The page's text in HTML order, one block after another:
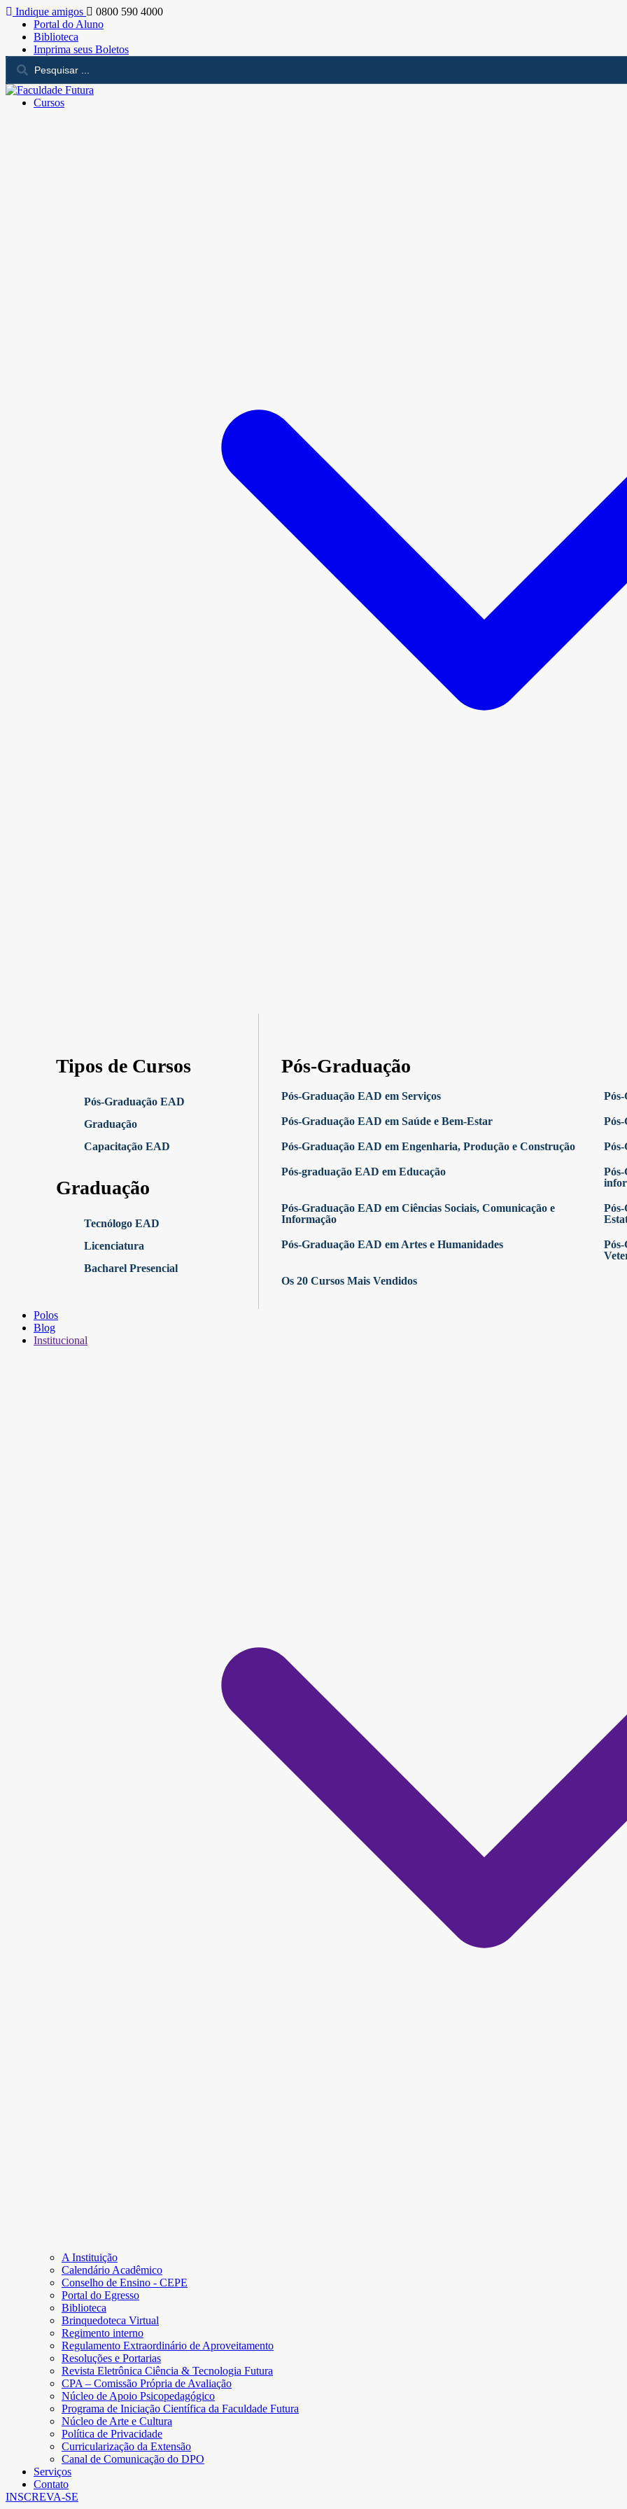
Indique amigos
0800 590 4000
Portal do Aluno
Biblioteca
Imprima seus Boletos
Cursos
Tipos de Cursos
Pós-Graduação EAD
Graduação
Capacitação EAD
Graduação
Tecnólogo EAD
Licenciatura
Bacharel Presencial
Pós-Graduação
Pós-Graduação EAD em Serviços
Pós-Graduação EAD em Saúde e Bem-Estar
Pós-Graduação EAD em Engenharia, Produção e Construção
Pós-graduação EAD em Educação
Pós-Graduação EAD em Ciências Sociais, Comunicação e
Informação
Pós-Graduação EAD em Artes e Humanidades
Os 20 Cursos Mais Vendidos
Polos
Blog
Institucional
A Instituição
Calendário Acadêmico
Conselho de Ensino - CEPE
Portal do Egresso
Biblioteca
Brinquedoteca Virtual
Regimento interno
Regulamento Extraordinário de Aproveitamento
Resoluções e Portarias
Revista Eletrônica Ciência & Tecnologia Futura
CPA – Comissão Própria de Avaliação
Núcleo de Apoio Psicopedagógico
Programa de Iniciação Científica da Faculdade Futura
Núcleo de Arte e Cultura
Política de Privacidade
Curricularização da Extensão
Canal de Comunicação do DPO
Serviços
Contato
INSCREVA-SE